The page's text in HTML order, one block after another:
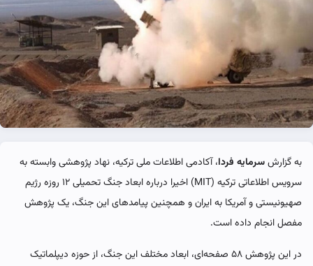
به گزارشسرمایه فردا، آکادمی اطلاعات ملی ترکیه، نهاد پژوهشی وابسته به
سرویس اطلاعاتی ترکیه (MIT) اخیرا درباره ابعاد جنگ تحمیلی ۱۲ روزه رژیم
صهیونیستی و آمریکا به ایران و همچنین پیامدهای این جنگ، یک پژوهش
مفصل انجام داده است.
در این پژوهش ۵۸ صفحه‌ای، ابعاد مختلف این جنگ، از حوزه دیپلماتیک